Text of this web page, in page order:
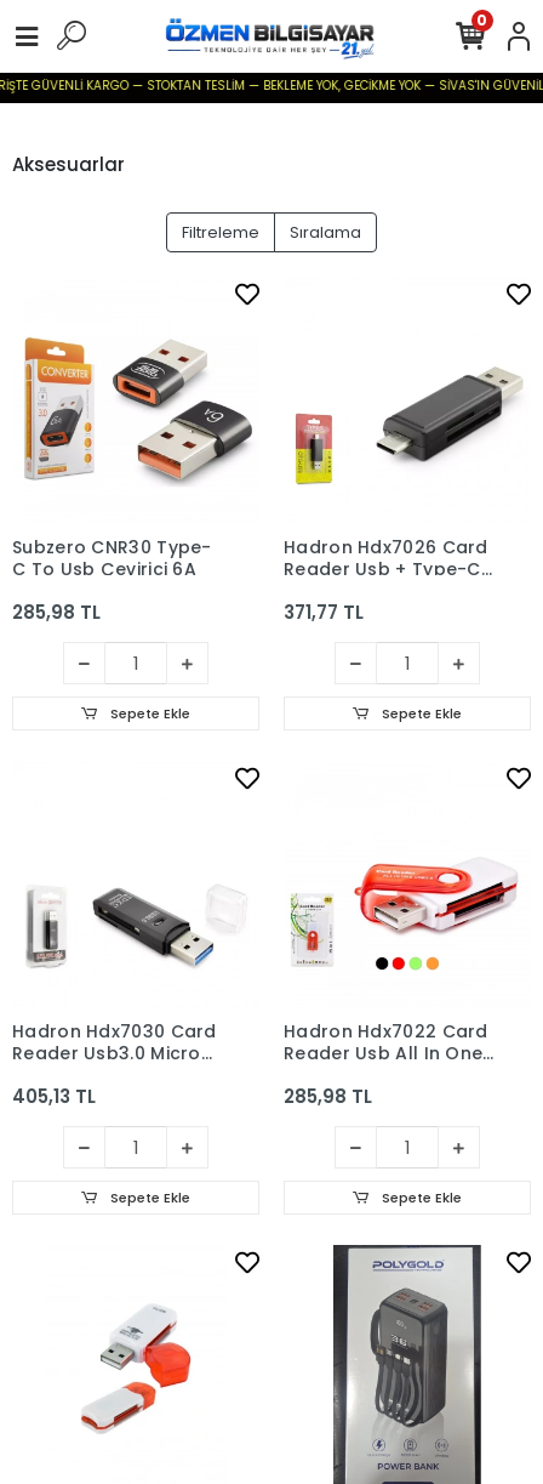
KARGO — STOKTAN TESLİM — BEKLEME YOK, GECİKME YOK — SİVAS'IN GÜVENİLİR
0
Aksesuarlar
Filtreleme Sıralama
Subzero CNR30 Type-
C To Usb Çevirici 6A
285,98 TL
Sepete Ekle
Hadron Hdx7026 Card
Reader Usb + Type-C
371,77 TL
Sepete Ekle
Hadron Hdx7030 Card
Reader Usb3.0 Micro
405,13 TL
Sepete Ekle
Hadron Hdx7022 Card
Reader Usb All In One
285,98 TL
Sepete Ekle